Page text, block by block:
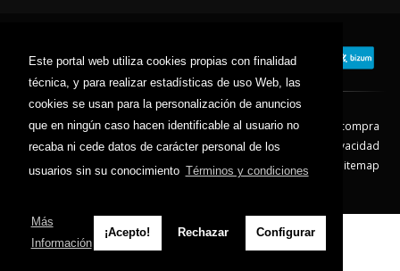
Este portal web utiliza cookies propias con finalidad
técnica, y para realizar estadísticas de uso Web, las
cookies se usan para la personalización de anuncios
que en ningún caso hacen identificable al usuario no
recaba ni cede datos de carácter personal de los
usuarios sin su conocimiento Términos y condiciones
Más
Información
¡Acepto! Rechazar Configurar
Contacto Aviso Legal
Condiciones de compra
Política de envíos
Política de devolución
Política de Privacidad
Política de Cookies
Sitemap